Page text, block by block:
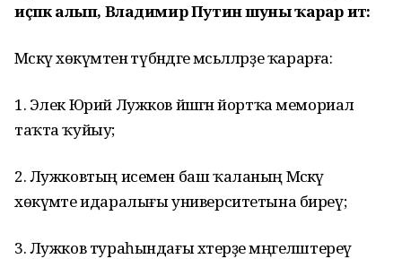
иҫәпкә алып, Владимир Путин шуны ҡарар итә:
Мәскәү хөкүмәтенә түбәндәге мәсьәләләрҙе ҡарарға:
1. Элек Юрий Лужков йәшәгән йортҡа мемориал
таҡта ҡуйыу;
2. Лужковтың исемен баш ҡаланың Мәскәү
хөкүмәте идаралығы университетына биреү;
3. Лужков тураһындағы хәтерҙе мәңгеләштереү